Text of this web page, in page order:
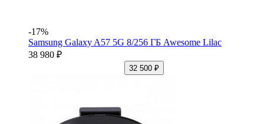
-17%
Samsung Galaxy A57 5G 8/256 ГБ Awesome Lilac
38 980 ₽
32 500 ₽